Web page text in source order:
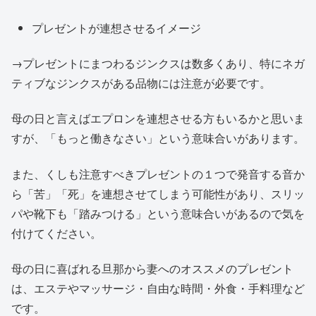
プレゼントが連想させるイメージ
→プレゼントにまつわるジンクスは数多くあり、特にネガ
ティブなジンクスがある品物には注意が必要です。
母の日と言えばエプロンを連想させる方もいるかと思いま
すが、「もっと働きなさい」という意味合いがあります。
また、くしも注意すべきプレゼントの１つで発音する音か
ら「苦」「死」を連想させてしまう可能性があり、スリッ
パや靴下も「踏みつける」という意味合いがあるので気を
付けてください。
母の日に喜ばれる旦那から妻へのオススメのプレゼント
は、エステやマッサージ・自由な時間・外食・手料理など
です。